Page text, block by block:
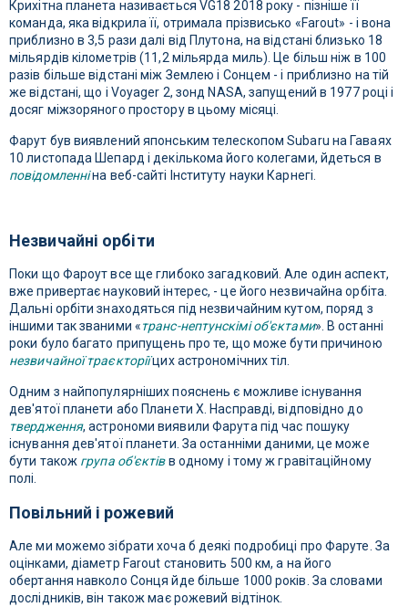
Крихітна планета називається VG18 2018 року - пізніше її
команда, яка відкрила її, отримала прізвисько «Farout» - і вона
приблизно в 3,5 рази далі від Плутона, на відстані близько 18
мільярдів кілометрів (11,2 мільярда миль). Це більш ніж в 100
разів більше відстані між Землею і Сонцем - і приблизно на тій
же відстані, що і Voyager 2, зонд NASA, запущений в 1977 році і
досяг міжзоряного простору в цьому місяці.
Фарут був виявлений японським телескопом Subaru на Гаваях
10 листопада Шепард і декількома його колегами, йдеться в
повідомленніна веб-сайті Інституту науки Карнегі.
Незвичайні орбіти
Поки що Фароут все ще глибоко загадковий. Але один аспект,
вже привертає науковий інтерес, - це його незвичайна орбіта.
Дальні орбіти знаходяться під незвичайним кутом, поряд з
іншими так званими «транс-нептунскімі об'єктами». В останні
роки було багато припущень про те, що може бути причиною
незвичайної траєкторіїцих астрономічних тіл.
Одним з найпопулярніших пояснень є можливе існування
дев'ятої планети або Планети X. Насправді, відповідно до
твердження, астрономи виявили Фарута під час пошуку
існування дев'ятої планети. За останніми даними, це може
бути також група об'єктівв одному і тому ж гравітаційному
полі.
Повільний і рожевий
Але ми можемо зібрати хоча б деякі подробиці про Фаруте. За
оцінками, діаметр Farout становить 500 км, а на його
обертання навколо Сонця йде більше 1000 років. За словами
дослідників, він також має рожевий відтінок.